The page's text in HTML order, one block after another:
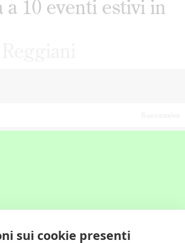
a 10 eventi estivi in
sui cookie presenti